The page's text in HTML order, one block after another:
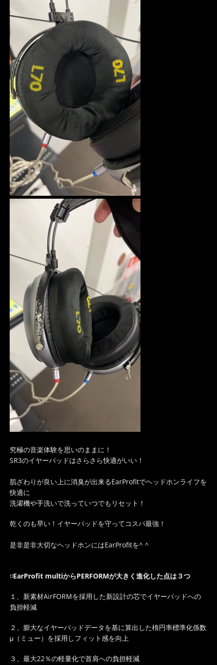
究極の音楽体験を思いのままに！
SR3のイヤーパッドはさらさら快適がいい！
肌ざわりが良い上に消臭が出来るEarProfitでヘッドホンライフを
快適に
洗濯機や手洗いで洗っていつでもリセット！
乾くのも早い！イヤーパッドを守ってコスパ最強！
是非是非大切なヘッドホンにはEarProfitを^ ^
◽️EarProfit multiからPERFORMが大きく進化した点は３つ
１、新素材AirFORMを採用した新設計の芯でイヤーパッドへの
負担軽減
２、膨大なイヤーパッドデータを基に算出した楕円率標準化係数
μ（ミュー）を採用しフィット感を向上
３、最大22％の軽量化で首肩への負担軽減